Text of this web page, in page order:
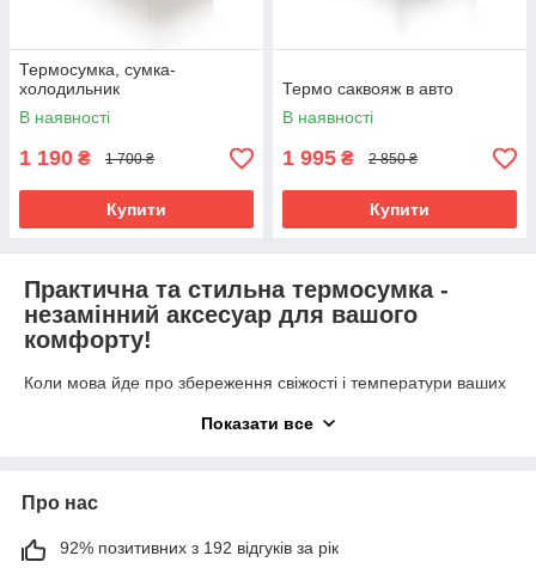
Термосумка, сумка-
холодильник
В наявності
1 190 ₴ 1 700 ₴
Купити
Термо саквояж в авто
В наявності
1 995 ₴ 2 850 ₴
Купити
Практична та стильна термосумка -
незамінний аксесуар для вашого
комфорту!
Коли мова йде про збереження свіжості і температури ваших
аксесуар поєднує в собі практичність, стиль і зручність,
Купіть термосумку в Україні та
завжди і скрізь!
Показати все
Про нас
92% позитивних з 192 відгуків за рік